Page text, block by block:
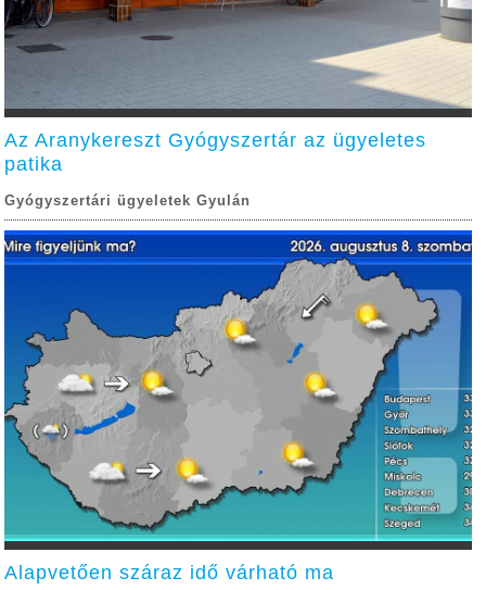
Az Aranykereszt Gyógyszertár az ügyeletes
patika
Gyógyszertári ügyeletek Gyulán
Alapvetően száraz idő várható ma